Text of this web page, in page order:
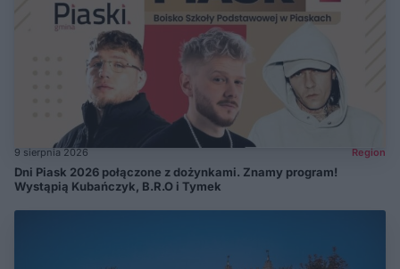
9 sierpnia 2026 Region
Dni Piask 2026 połączone z dożynkami. Znamy program!
Wystąpią Kubańczyk, B.R.O i Tymek